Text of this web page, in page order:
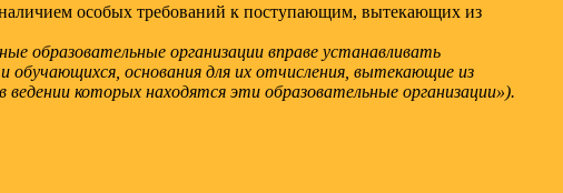
наличием особых требований к поступающим, вытекающих из
образовательные организации вправе устанавливать
обучающихся, основания для их отчисления, вытекающие из
ведении которых находятся эти образовательные организации»).